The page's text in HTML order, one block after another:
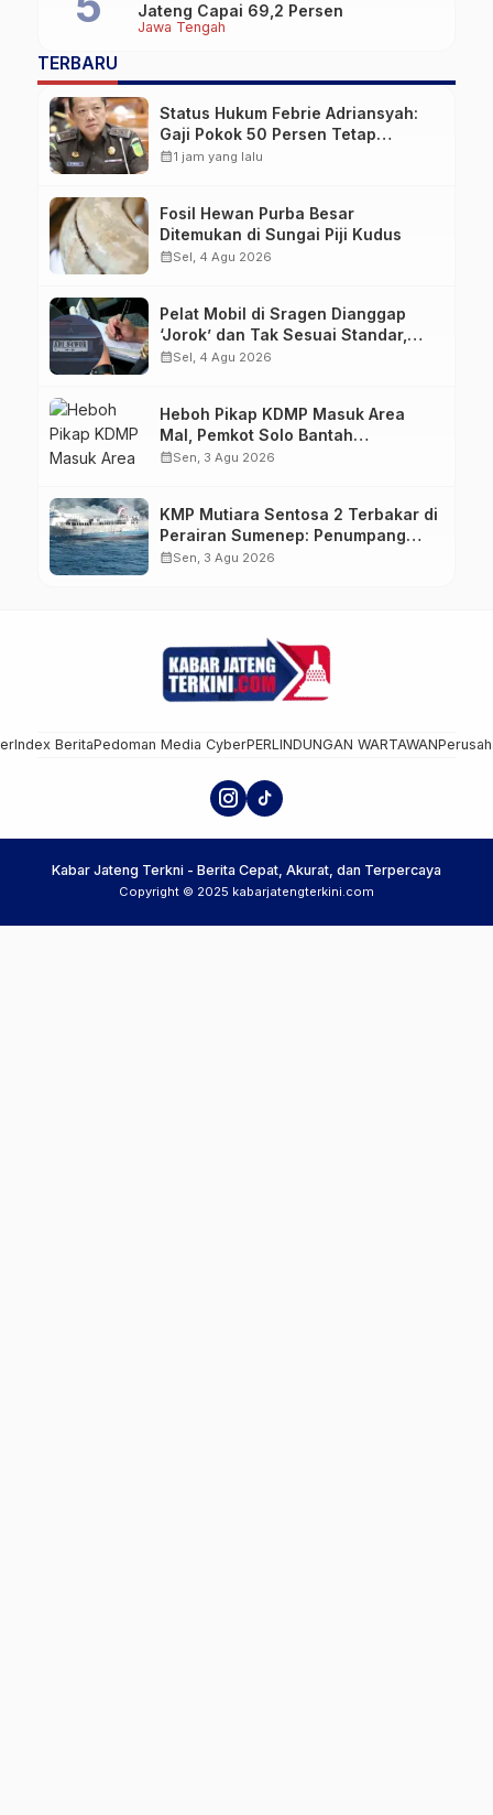
Jawa Tengah
Jateng Capai 69,2 Persen
TERBARU
Status Hukum Febrie Adriansyah:
Gaji Pokok 50 Persen Tetap
Mengalir, Tunjangan Disetop
calendar_month1 jam yang lalu
Fosil Hewan Purba Besar
Ditemukan di Sungai Piji Kudus
calendar_monthSel, 4 Agu 2026
Pelat Mobil di Sragen Dianggap
‘Jorok’ dan Tak Sesuai Standar,
Pengemudi Kena Tilang
calendar_monthSel, 4 Agu 2026
Heboh Pikap KDMP Masuk Area
Mal, Pemkot Solo Bantah
Kepemilikan Kendaraan
calendar_monthSen, 3 Agu 2026
KMP Mutiara Sentosa 2 Terbakar di
Perairan Sumenep: Penumpang
Lompat ke Laut, Evakuasi Dramatis
calendar_monthSen, 3 Agu 2026
Index BeritaPedoman Media CyberPERLINDUNGAN WARTAWAN
Kabar Jateng Terkni - Berita Cepat, Akurat, dan Terpercaya
Copyright © 2025 kabarjatengterkini.com